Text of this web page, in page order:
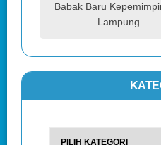
Babak Baru
Lampung